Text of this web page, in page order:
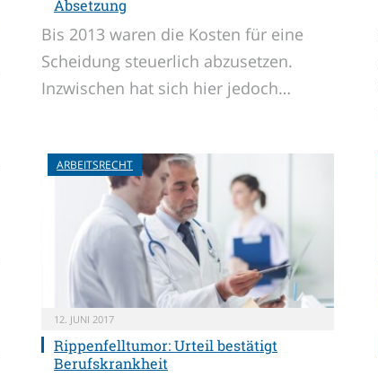
Absetzung
Bis 2013 waren die Kosten für eine
Scheidung steuerlich abzusetzen.
Inzwischen hat sich hier jedoch…
ARBEITSRECHT
12. JUNI 2017
Rippenfelltumor: Urteil bestätigt
Berufskrankheit